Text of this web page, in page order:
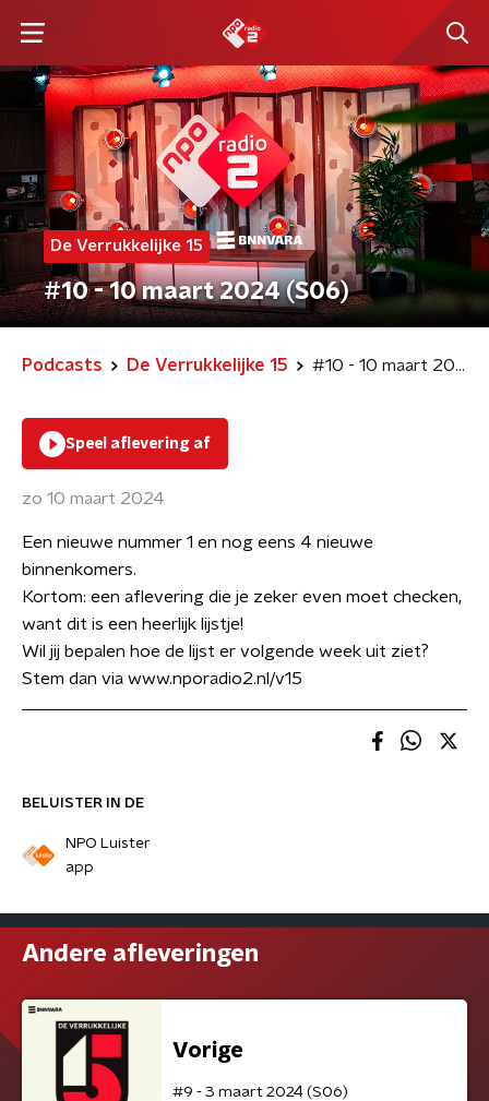
De Verrukkelijke 15
#10 - 10 maart 2024 (S06)
Podcasts De Verrukkelijke 15 #10 - 10 maart 2024 (S06)
BELUISTER IN DE
NPO Luister
app
Speel aflevering af
zo 10 maart 2024
Een nieuwe nummer 1 en nog eens 4 nieuwe
binnenkomers.
Kortom: een aflevering die je zeker even moet checken,
want dit is een heerlijk lijstje!
Wil jij bepalen hoe de lijst er volgende week uit ziet?
Stem dan via www.nporadio2.nl/v15
Andere afleveringen
Vorige
#9 - 3 maart 2024 (S06)